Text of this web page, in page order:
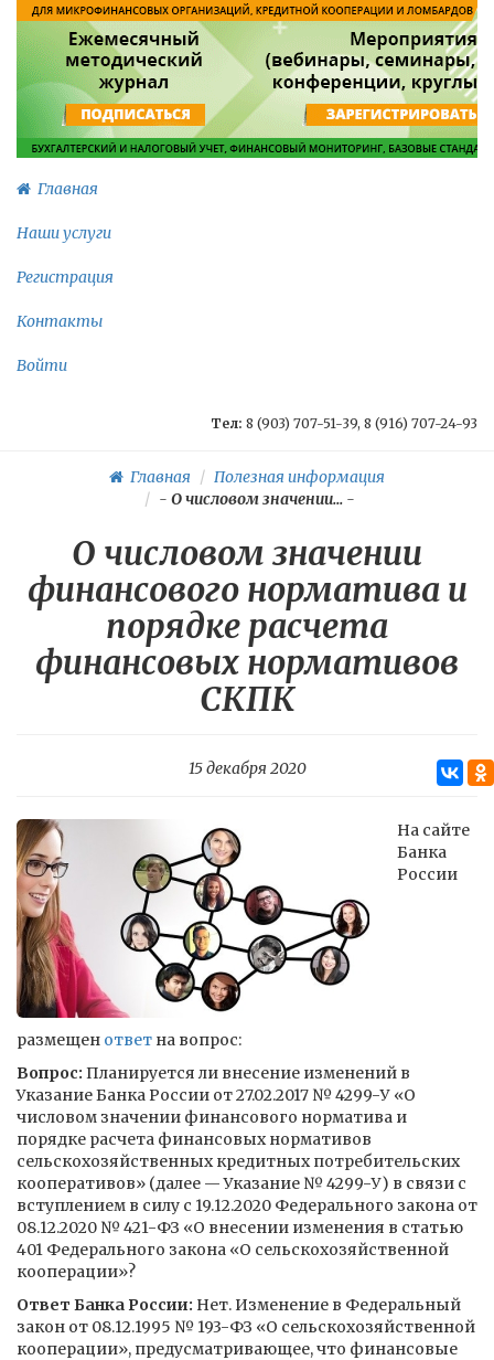
Главная
Наши услуги
Регистрация
Контакты
Войти
Тел: 8 (903) 707-51-39, 8 (916) 707-24-93
Главная
Полезная информация
- О числовом значении... -
О числовом значении
финансового норматива и
порядке расчета
финансовых нормативов
СКПК
15 декабря 2020
На сайте
Банка
России
размещен ответ на вопрос:
Вопрос: Планируется ли внесение изменений в
Указание Банка России от 27.02.2017 № 4299-У «О
числовом значении финансового норматива и
порядке расчета финансовых нормативов
сельскохозяйственных кредитных потребительских
кооперативов» (далее — Указание № 4299-У) в связи с
вступлением в силу с 19.12.2020 Федерального закона от
08.12.2020 № 421-ФЗ «О внесении изменения в статью
401 Федерального закона «О сельскохозяйственной
кооперации»?
Ответ Банка России: Нет. Изменение в Федеральный
закон от 08.12.1995 № 193-ФЗ «О сельскохозяйственной
кооперации», предусматривающее, что финансовые